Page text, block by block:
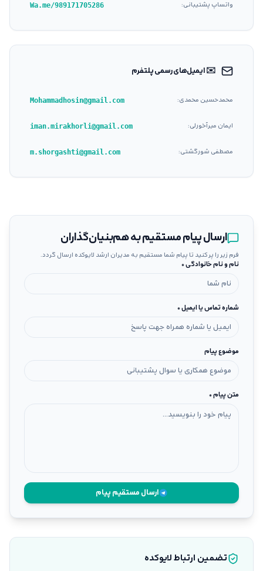
واتساپ پشتیبانی:
Wa.me/989171705286
✉️ ایمیل‌های رسمی پلتفرم
محمدحسین محمدی:
Mohammadhosin@gmail.com
ایمان میرآخورلی:
iman.mirakhorli@gmail.com
مصطفی شورگشتی:
m.shorgashti@gmail.com
ارسال پیام مستقیم به هم‌بنیان‌گذاران
فرم زیر را پر کنید تا پیام شما مستقیم به مدیران ارشد لایوکده ارسال گردد.
نام و نام خانوادگی *
شماره تماس یا ایمیل *
موضوع پیام
متن پیام *
ارسال مستقیم پیام
تضمین ارتباط لایوکده